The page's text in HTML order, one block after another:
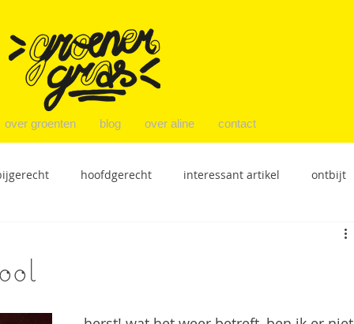
over groenten blog over aline contact
hoofdgerecht interessant artikel ontbijt